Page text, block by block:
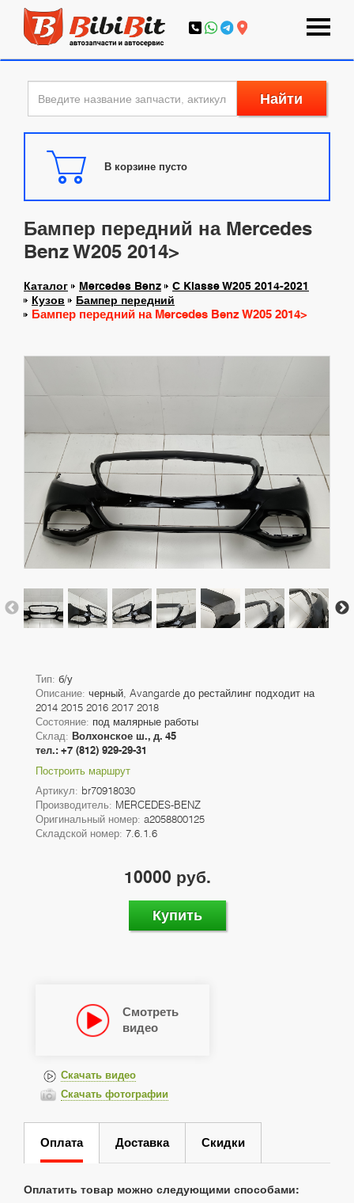
Найти
В корзине пусто
Бампер передний на Mercedes
Benz W205 2014>
Каталог Mercedes Benz
C Klasse W205 2014-2021
Кузов
Бампер передний
Бампер передний на Mercedes Benz W205 2014>
Тип: б/у
Описание: черный, Avangarde до рестайлинг подходит на
2014 2015 2016 2017 2018
Состояние: под малярные работы
Склад: Волхонское ш., д. 45
тел.: +7 (812) 929-29-31
Построить маршрут
Артикул: br70918030
Производитель: MERCEDES-BENZ
Оригинальный номер: a2058800125
Складской номер: 7.6.1.6
10000 руб.
Купить
Смотреть
видео
Скачать видео
Скачать фотографии
Оплата Доставка Скидки
Оплатить товар можно следующими способами: